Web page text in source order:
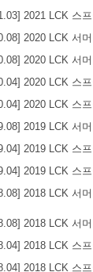
2021 LCK 스
2020 LCK 서
2020 LCK 서
2020 LCK 스
2020 LCK 스
2019 LCK 서
2019 LCK 스
2019 LCK 스
2018 LCK 서
2018 LCK 서
2018 LCK 스
2018 LCK 스